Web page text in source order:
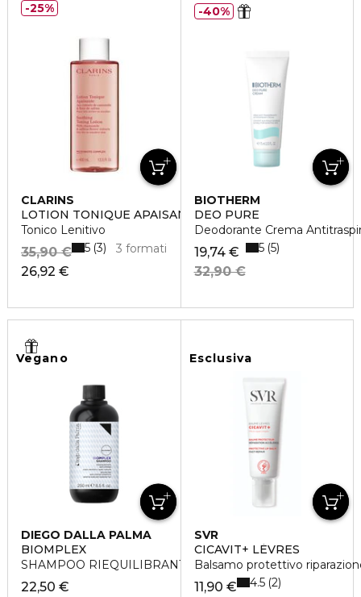
CLARINS
LOTION TONIQUE APAISANTE
Tonico Lenitivo
26,92 €
35,90 € 3 formati
5 3
25%
BIOTHERM
DEO PURE
Deodorante Crema
19,74 €
32,90 €
5 5
40%
Vegano
DIEGO DALLA PALMA
BIOMPLEX
SHAMPOO RIEQUILIBRANTE ANTI-STRESS
22,50 €
Esclusiva
SVR
CICAVIT+ LÈVRES
Balsamo protettivo
11,90 € 4.5 2